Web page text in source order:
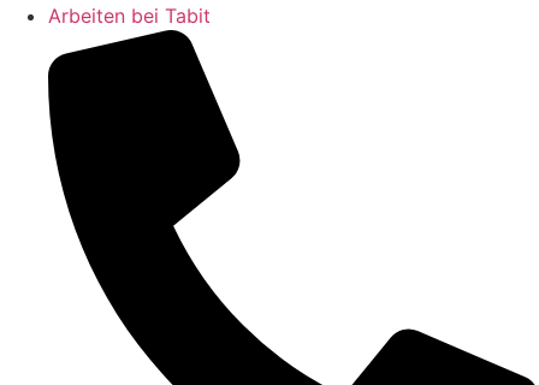
Arbeiten bei Tabit